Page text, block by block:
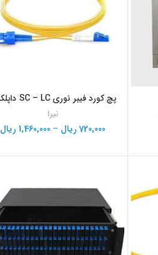
پچ کورد فیبر نوری SC – LC داپلکس
نیرا
720,000ریال –
1,460,000 ریال